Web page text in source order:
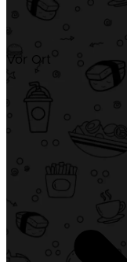
Vor Ort